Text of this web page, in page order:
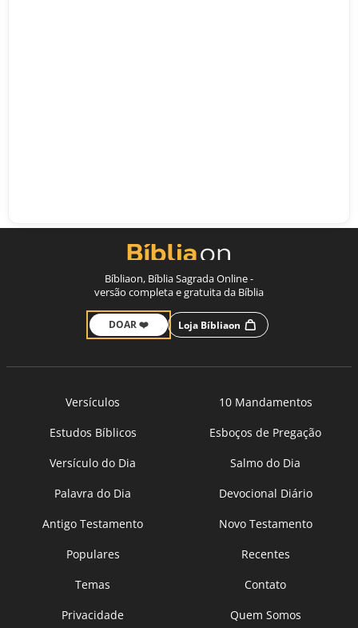
Bíbliaon, Bíblia Sagrada Online -
versão completa e gratuita da Bíblia
DOAR ❤️ Loja Bíbliaon
Versículos
10 Mandamentos
Estudos Bíblicos
Esboços de Pregação
Versículo do Dia
Salmo do Dia
Palavra do Dia
Devocional Diário
Antigo Testamento
Novo Testamento
Populares
Recentes
Temas
Contato
Privacidade
Quem Somos